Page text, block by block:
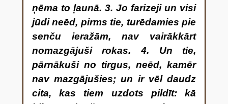
ņēma to ļaunā. 3. Jo farizeji un visi
jūdi neēd, pirms tie, turēdamies pie
senču ieražām, nav vairākkārt
nomazgājuši rokas. 4. Un tie,
pārnākuši no tirgus, neēd, kamēr
nav mazgājušies; un ir vēl daudz
cita, kas tiem uzdots pildīt: kā